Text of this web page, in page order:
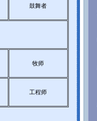
鼓舞者
牧师
工程师